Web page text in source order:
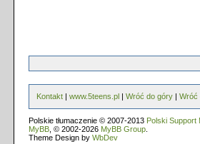
Kontakt | www.5teens.pl | Wróć do góry | Wróć
Polskie tłumaczenie © 2007-2013 Polski Support
MyBB , © 2002-2026 MyBB Group
Theme Design by WbDev